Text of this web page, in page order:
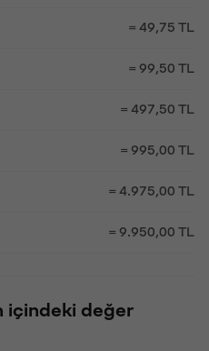
= 49,75 TL
= 99,50 TL
= 497,50 TL
= 995,00 TL
= 4.975,00 TL
= 9.950,00 TL
içindeki değer